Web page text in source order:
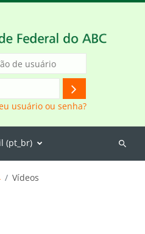
Acessar
usuário ou senha?
‎(pt_br)‎
Buscar
Vídeos